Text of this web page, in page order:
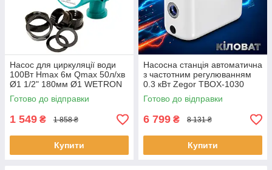
Насос для циркуляції води
100Вт Hmax 6м Qmax 50л/хв
Ø1 1/2" 180мм Ø1 WETRON
(774332) насос для котла
опалення
Готово до відправки
1 549 ₴ 1 858 ₴
Купити
Насосна станція автоматична
з частотним регулюванням
0.3 кВт Zegor TBOX-1030
насосна станція для будинку
автоматична
Готово до відправки
6 799 ₴ 8 131 ₴
Купити